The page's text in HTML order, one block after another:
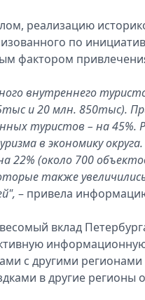
реализацию
по
фактором
внутреннего
и 20 млн. 850тыс).
туристов – на 45%.
в экономику
22% (около 700
также
– привела
вклад
с другими
в другие регионы